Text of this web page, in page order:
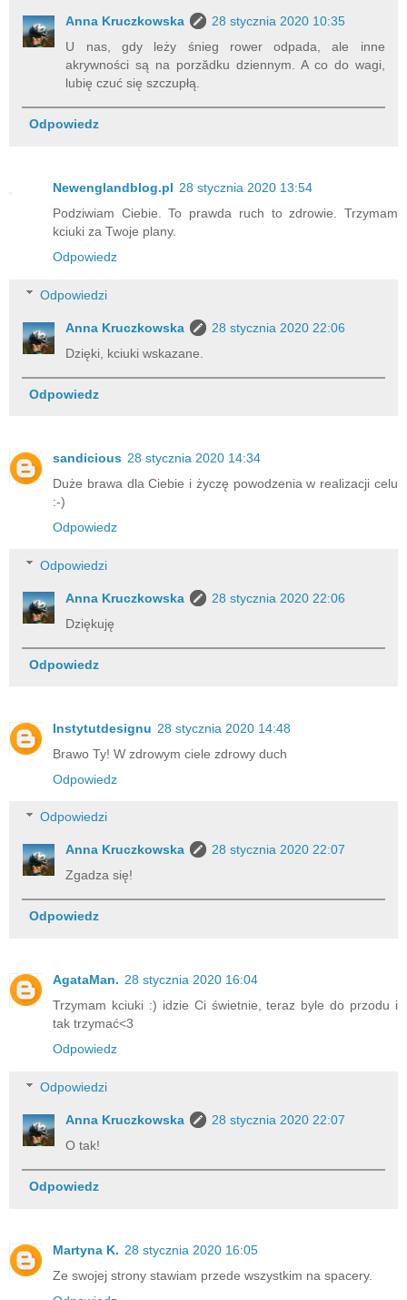
Anna Kruczkowska
28 stycznia 2020 10:35
U nas, gdy leży śnieg rower odpada, ale inne
akrywności są na porzădku dziennym. A co do wagi,
lubię czuć się szczupłą.
Odpowiedz
Newenglandblog.pl 28 stycznia 2020 13:54
Podziwiam Ciebie. To prawda ruch to zdrowie. Trzymam
kciuki za Twoje plany.
Odpowiedz
Odpowiedzi
Anna Kruczkowska
28 stycznia 2020 22:06
Dzięki, kciuki wskazane.
Odpowiedz
sandicious 28 stycznia 2020 14:34
Duże brawa dla Ciebie i życzę powodzenia w realizacji celu
:-)
Odpowiedz
Odpowiedzi
Anna Kruczkowska
28 stycznia 2020 22:06
Dziękuję
Odpowiedz
Instytutdesignu 28 stycznia 2020 14:48
Brawo Ty! W zdrowym ciele zdrowy duch
Odpowiedz
Odpowiedzi
Anna Kruczkowska
28 stycznia 2020 22:07
Zgadza się!
Odpowiedz
AgataMan. 28 stycznia 2020 16:04
Trzymam kciuki :) idzie Ci świetnie, teraz byle do przodu i
tak trzymać<3
Odpowiedz
Odpowiedzi
Anna Kruczkowska
28 stycznia 2020 22:07
O tak!
Odpowiedz
Martyna K. 28 stycznia 2020 16:05
Ze swojej strony stawiam przede wszystkim na spacery.